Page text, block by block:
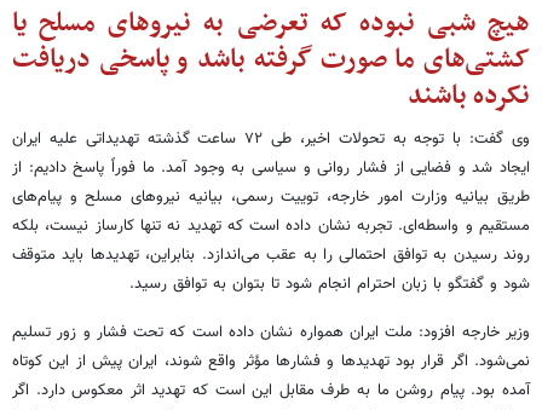
هیچ شبی نبوده که تعرضی به نیروهای مسلح یا
کشتی‌های ما صورت گرفته باشد و پاسخی دریافت
نکرده باشند
وی گفت: با توجه به تحولات اخیر، طی ۷۲ ساعت گذشته تهدیداتی علیه ایران
ایجاد شد و فضایی از فشار روانی و سیاسی به وجود آمد. ما فوراً پاسخ دادیم: از
طریق بیانیه وزارت امور خارجه، توییت رسمی، بیانیه نیروهای مسلح و پیام‌های
مستقیم و واسطه‌ای. تجربه نشان داده است که تهدید نه تنها کارساز نیست، بلکه
روند رسیدن به توافق احتمالی را به عقب می‌اندازد. بنابراین، تهدیدها باید متوقف
شود و گفتگو با زبان احترام انجام شود تا بتوان به توافق رسید.
وزیر خارجه افزود: ملت ایران همواره نشان داده است که تحت فشار و زور تسلیم
نمی‌شود. اگر قرار بود تهدیدها و فشارها مؤثر واقع شوند، ایران پیش از این کوتاه
آمده بود. پیام روشن ما به طرف مقابل این است که تهدید اثر معکوس دارد. اگر